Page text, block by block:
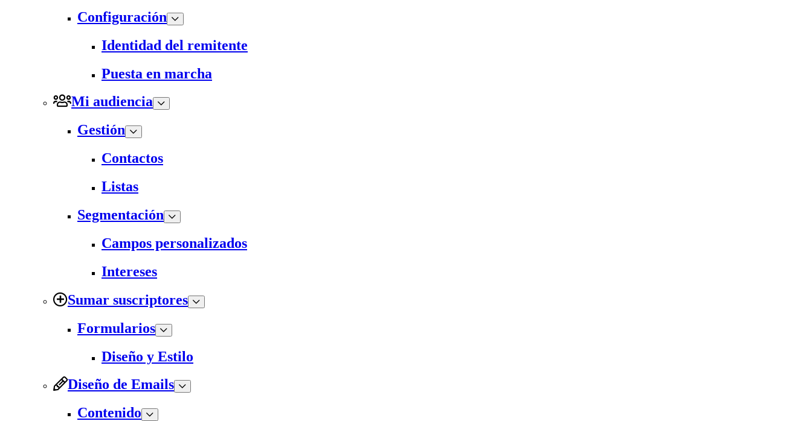
Configuración
Identidad del remitente
Puesta en marcha
Mi audiencia
Gestión
Contactos
Listas
Segmentación
Campos personalizados
Intereses
Sumar suscriptores
Formularios
Diseño y Estilo
Diseño de Emails
Contenido